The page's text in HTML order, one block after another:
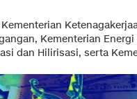
Kementerian
dan Hilirisasi, serta